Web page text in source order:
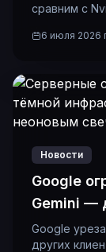
сравним с
6 июля 2026
Новости
Google
Gemini —
даже
Google
других